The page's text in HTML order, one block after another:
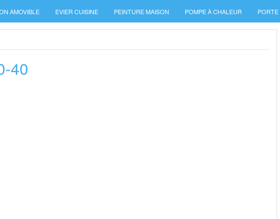
AMOVIBLE EVIER CUISINE PEINTURE MAISON POMPE À CHALEUR
40